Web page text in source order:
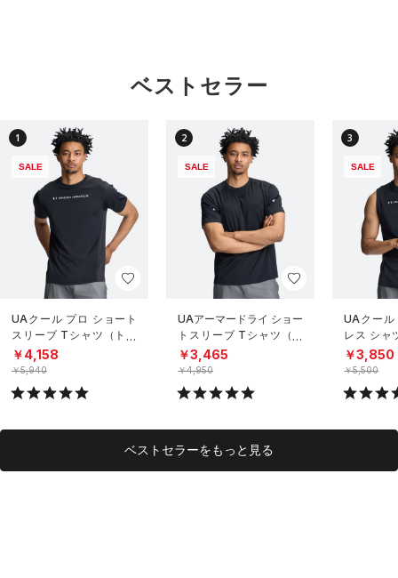
ベストセラー
1
SALE
UAクール プロ ショート
スリーブ Tシャツ（トレ
ーニング/MEN）
￥4,158
￥5,940
2
SALE
UAアーマードライ ショー
トスリーブ Tシャツ（ト
レーニング/MEN）
￥3,465
￥4,950
3
SALE
UAクール
レス シャ
グ/MEN）
￥3,850
￥5,500
ベストセラーをもっと見る